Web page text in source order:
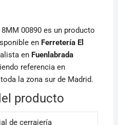
00890 es un producto
en Ferretería El
en Fuenlabrada
referencia en
la zona sur de Madrid.
producto
de cerrajería